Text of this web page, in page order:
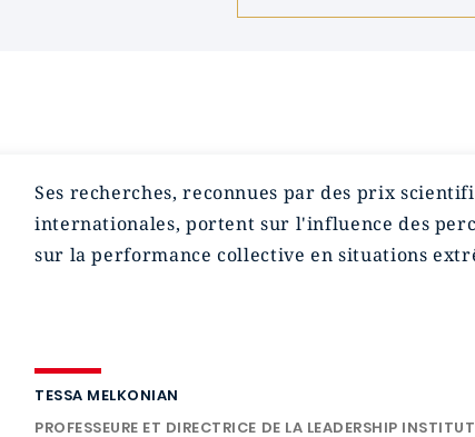
Ses recherches, reconnues par des prix
internationales, portent sur l'influence des
sur la performance collective en situations
TESSA MELKONIAN
PROFESSEURE ET DIRECTRICE DE LA LEADERSHIP